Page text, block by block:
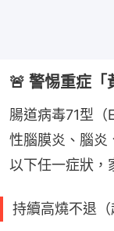
🚨 警惕重症「
腸道病毒71型（
性腦膜炎、腦炎
以下任一症狀，
持續高燒不退（